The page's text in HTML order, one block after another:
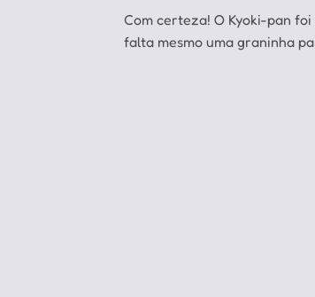
Com certeza! O Kyoki-pan
falta mesmo uma graninha